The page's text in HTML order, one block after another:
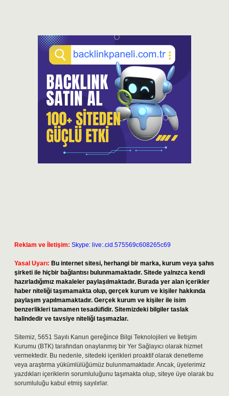
Reklam ve İletişim: Skype: live:.cid.575569c608265c69
Yasal Uyarı: Bu internet sitesi, herhangi bir marka, kurum veya şahıs
şirketi ile hiçbir bağlantısı bulunmamaktadır. Sitede yalnızca kendi
hazırladığımız makaleler paylaşılmaktadır. Burada yer alan içerikler
haber niteliği taşımamakta olup, gerçek kurum ve kişiler hakkında
paylaşım yapılmamaktadır. Gerçek kurum ve kişiler ile isim
benzerlikleri tamamen tesadüfidir. Sitemizdeki bilgiler taslak
halindedir ve tavsiye niteliği taşımazlar.
Sitemiz, 5651 Sayılı Kanun gereğince Bilgi Teknolojileri ve İletişim
Kurumu (BTK) tarafından onaylanmış bir Yer Sağlayıcı olarak hizmet
vermektedir. Bu nedenle, sitedeki içerikleri proaktif olarak denetleme
veya araştırma yükümlülüğümüz bulunmamaktadır. Ancak, üyelerimiz
yazdıkları içeriklerin sorumluluğunu taşımakta olup, siteye üye olarak bu
sorumluluğu kabul etmiş sayılırlar.